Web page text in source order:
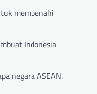
membenahi
Indonesia
negara ASEAN.